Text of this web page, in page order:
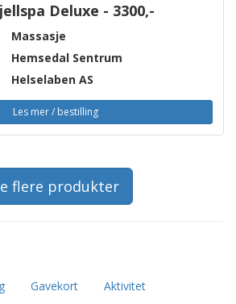
Deluxe - 3300,-
Massasje
Hemsedal Sentrum
Helselaben AS
Les mer / bestilling
flere produkter
Gavekort Aktivitet